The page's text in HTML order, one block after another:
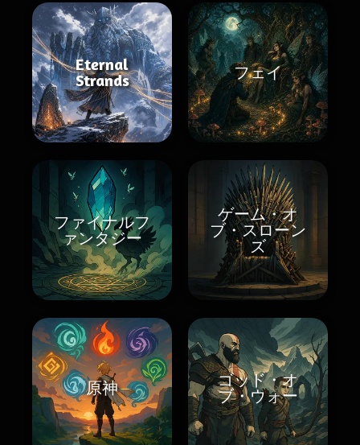
Eternal
Strands
フェイ
ファイナルフ
ァンタジー
ゲーム・オ
ブ・スローン
ズ
原神
ゴッド・オ
ブ・ウォー